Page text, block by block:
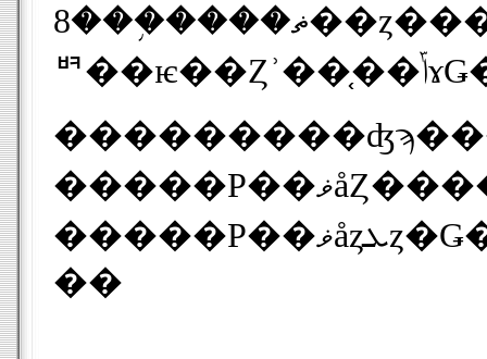
8���֥����ޡ��ȥ����ȥѥ���յ�ǽ�դ��ǡ�Ĺ���ֻ��Ѥ��ʤ��Ȥ��ϥ��󥻥�ȥ����ɤ����������˴����դ��Ƽ�Ǽ�Ǥ�����
�����Ρ��ޥåȤ����Ѵ��ˤʤ�ޤ������ޤΥ�������������ȯ�䤵��Ƥ��륢
��